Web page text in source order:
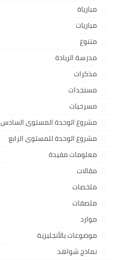
مبارياة
مباريات
متنوع
مدرسة الريادة
مذكرات
مستجدات
مسرحيات
مشروع الوحدة المستوى السادس
مشروع الوحدة للمستوى الرابع
معلومات مفيدة
مقالات
ملخصات
ملصقات
موارد
موضوعات بالأنجليزية
نماذج شواهد